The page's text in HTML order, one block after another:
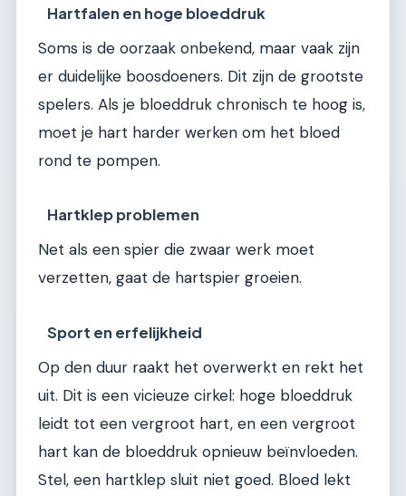
Hartfalen en hoge bloeddruk
Soms is de oorzaak onbekend, maar vaak zijn
er duidelijke boosdoeners. Dit zijn de grootste
spelers. Als je bloeddruk chronisch te hoog is,
moet je hart harder werken om het bloed
rond te pompen.
Hartklep problemen
Net als een spier die zwaar werk moet
verzetten, gaat de hartspier groeien.
Sport en erfelijkheid
Op den duur raakt het overwerkt en rekt het
uit. Dit is een vicieuze cirkel: hoge bloeddruk
leidt tot een vergroot hart, en een vergroot
hart kan de bloeddruk opnieuw beïnvloeden.
Stel, een hartklep sluit niet goed. Bloed lekt